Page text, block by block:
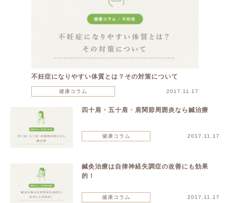
不妊症になりやすい体質とは？その対策について
健康コラム 2017.11.17
四十肩・五十肩・肩関節周囲炎なら鍼治療
健康コラム 2017.11.17
鍼灸治療は自律神経失調症の改善にも効果
的！
健康コラム 2017.11.17